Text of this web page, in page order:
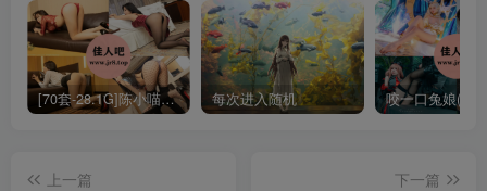
[70套-28.1G]陈小喵写真合集[持续更新] 每次进入随机
上一篇
下一篇